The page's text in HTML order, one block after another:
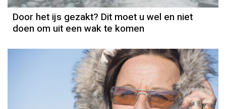
Door het ijs gezakt? Dit moet u wel en niet
doen om uit een wak te komen